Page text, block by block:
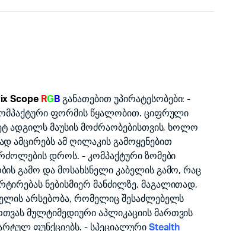
Scope RG B განათებით უპირატესობები: -
ფორმის წყალობით. ციფრული
ადგილს მაუსის მოძრაობებისთვის, ხოლო
ამცირებს ამ ღილაკის გამოყენებით
დროს. - კომპაქტური ზომები
გამო და მოსახსნელი კაბელის გამო, რაც
ნებისმიერ მანძილზე, მაგალითად,
არსებობა, რომელიც შესაძლებელს
მულტიმედიური აპლიკაციის მართვის
ფუნქციებს. - სპეციალური Stealth